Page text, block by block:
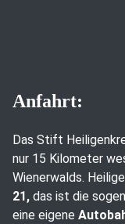
Anfahrt:
Das Stift
nur 15 Kilometer
Wienerwalds.
21, das ist die
eine eigene